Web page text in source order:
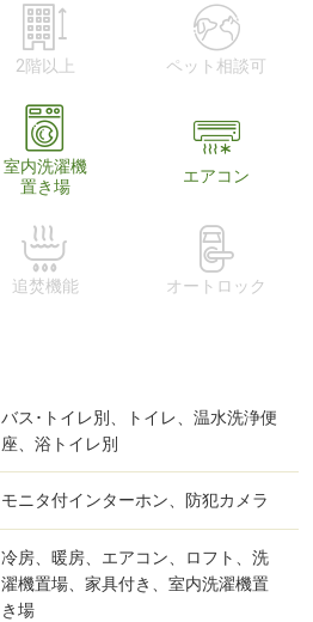
2階以上 ペット相談可
室内洗濯機
置き場
エアコン
追焚機能 オートロック
バス･トイレ別、トイレ、温水洗浄便
座、浴トイレ別
モニタ付インターホン、防犯カメラ
冷房、暖房、エアコン、ロフト、洗
濯機置場、家具付き、室内洗濯機置
き場